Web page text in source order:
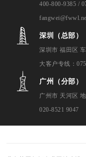
400-800-9385 /
深圳（总部）
深圳市 福田区
大客户专线：
广州（分部）
广州市 天河区
020-8521 9047